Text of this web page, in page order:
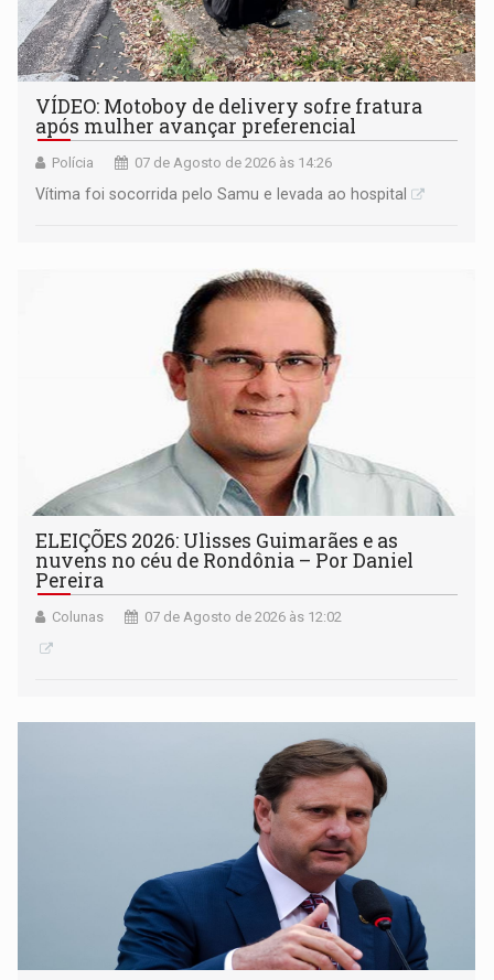
VÍDEO: Motoboy de delivery sofre fratura
após mulher avançar preferencial
Polícia 07 de Agosto de 2026 às 14:26
Vítima foi socorrida pelo Samu e levada ao hospital
ELEIÇÕES 2026: Ulisses Guimarães e as
nuvens no céu de Rondônia – Por Daniel
Pereira
Colunas 07 de Agosto de 2026 às 12:02